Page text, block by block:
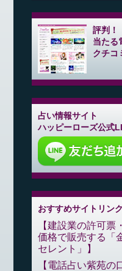
評判！
当たる
クチコ
占い情報サイト
ハッピーローズ公式
おすすめサイトリンク
建設業の許可票
価格で販売する「
セレント」
電話占い紫苑の